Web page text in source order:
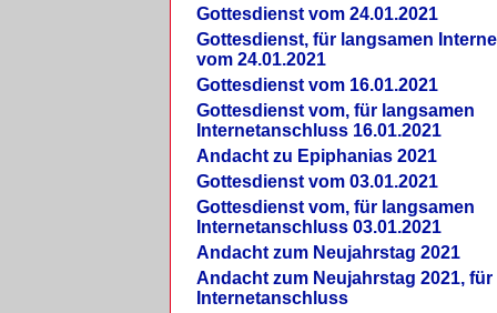
Gottesdienst vom 24.01.2021
Gottesdienst, für langsamen
vom 24.01.2021
Gottesdienst vom 16.01.2021
Gottesdienst vom, für langsamen
Internetanschluss 16.01.2021
Andacht zu Epiphanias 2021
Gottesdienst vom 03.01.2021
Gottesdienst vom, für langsamen
Internetanschluss 03.01.2021
Andacht zum Neujahrstag 2021
Andacht zum Neujahrstag 2021,
Internetanschluss